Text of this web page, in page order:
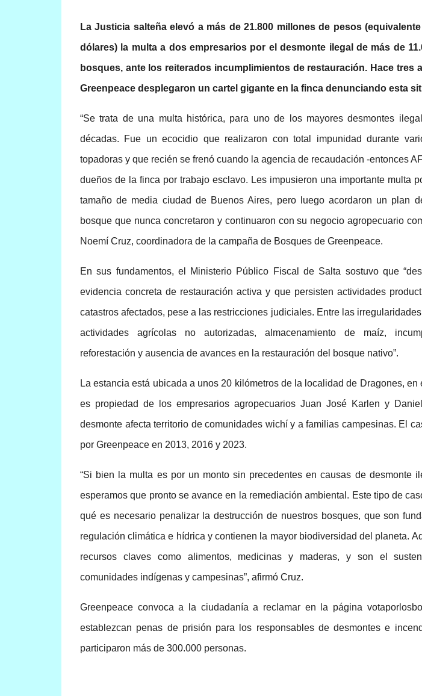
La Justicia salteña elevó a más de 21.800 millones de pesos
dólares) la multa a dos empresarios por el desmonte ilegal de más de
bosques, ante los reiterados incumplimientos de restauración. Hace tres
Greenpeace desplegaron un cartel gigante en la finca denunciando esta
“Se trata de una multa histórica, para uno de los mayores desmontes
décadas. Fue un ecocidio que realizaron con total impunidad durante
topadoras y que recién se frenó cuando la agencia de recaudación -entonces
dueños de la finca por trabajo esclavo. Les impusieron una importante multa
tamaño de media ciudad de Buenos Aires, pero luego acordaron un plan
bosque que nunca concretaron y continuaron con su negocio agropecuario
Noemí Cruz, coordinadora de la campaña de Bosques de Greenpeace.
En sus fundamentos, el Ministerio Público Fiscal de Salta sostuvo que
evidencia concreta de restauración activa y que persisten actividades
catastros afectados, pese a las restricciones judiciales. Entre las
actividades agrícolas no autorizadas, almacenamiento de maíz,
reforestación y ausencia de avances en la restauración del bosque nativo”.
La estancia está ubicada a unos 20 kilómetros de la localidad de Dragones, en
es propiedad de los empresarios agropecuarios Juan José Karlen y
desmonte afecta territorio de comunidades wichí y a familias campesinas. El
por Greenpeace en 2013, 2016 y 2023.
“Si bien la multa es por un monto sin precedentes en causas de desmonte
esperamos que pronto se avance en la remediación ambiental. Este tipo de
qué es necesario penalizar la destrucción de nuestros bosques, que son
regulación climática e hídrica y contienen la mayor biodiversidad del planeta.
recursos claves como alimentos, medicinas y maderas, y son el
comunidades indígenas y campesinas”, afirmó Cruz.
Greenpeace convoca a la ciudadanía a reclamar en la página
establezcan penas de prisión para los responsables de desmontes e
participaron más de 300.000 personas.